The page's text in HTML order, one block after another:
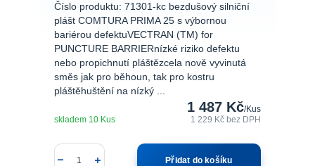
Číslo produktu: 71301-kc bezdušový silniční
plášt COMTURA PRIMA 25 s výbornou
bariérou defektuVECTRAN (TM) for
PUNCTURE BARRIERnízké riziko defektu
nebo propichnutí pláštězcela nově vyvinutá
směs jak pro běhoun, tak pro kostru
pláštěhuštění na nízký ...
1 487 Kč/Kus
1 229 Kčbez DPH
skladem 10 Kus
Přidat do košíku